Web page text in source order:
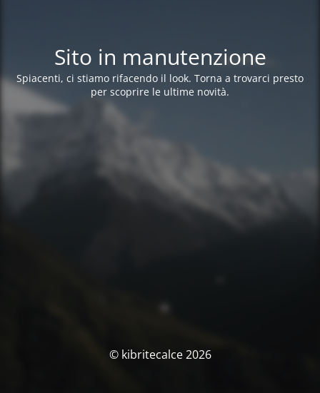
Sito in manutenzione
Spiacenti, ci stiamo rifacendo il look. Torna a trovarci presto
per scoprire le ultime novità.
© kibritecalce 2026